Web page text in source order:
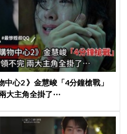
心2 》金慧峻「4分鐘槍戰」
大主角全掛了⋯